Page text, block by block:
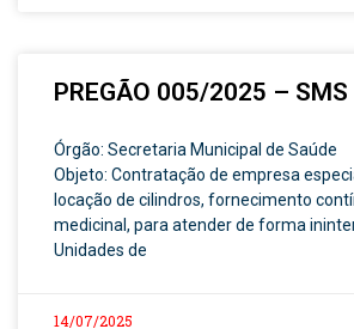
PREGÃO 005/2025 – SMS
Órgão: Secretaria Municipal de Saúde
Objeto: Contratação de empresa
locação de cilindros, fornecimento
medicinal, para atender de forma
Unidades de
14/07/2025